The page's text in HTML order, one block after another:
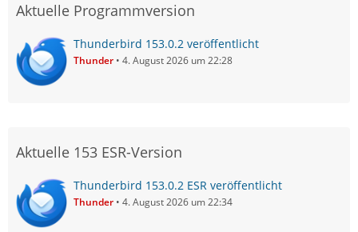
Aktuelle Programmversion
Thunderbird 153.0.2 veröffentlicht
Thunder 4. August 2026 um 22:28
Aktuelle 153 ESR-Version
Thunderbird 153.0.2 ESR veröffentlicht
Thunder 4. August 2026 um 22:34